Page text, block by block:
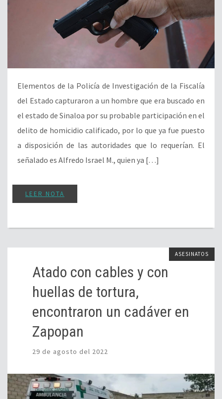
Elementos de la Policía de Investigación de la Fiscalía
del Estado capturaron a un hombre que era buscado en
el estado de Sinaloa por su probable participación en el
delito de homicidio calificado, por lo que ya fue puesto
a disposición de las autoridades que lo requerían. El
señalado es Alfredo Israel M., quien ya […]
LEER NOTA
ASESINATOS
Atado con cables y con
huellas de tortura,
encontraron un cadáver en
Zapopan
29 de agosto del 2022